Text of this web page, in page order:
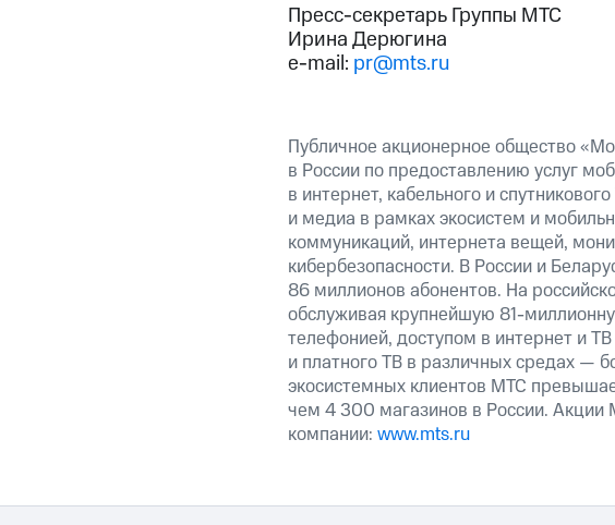
Пресс-секретарь Группы МТС
Ирина Дерюгина
e-mail: pr@mts.ru
Публичное акционерное общество
в России по предоставлению услуг
в интернет, кабельного и
и медиа в рамках экосистем и
коммуникаций, интернета вещей,
кибербезопасности. В России и
86 миллионов абонентов. На
обслуживая крупнейшую 81-
телефонией, доступом в интернет и
и платного ТВ в различных средах —
экосистемных клиентов МТС
чем 4 300 магазинов в России. Акции
компании: www.mts.ru